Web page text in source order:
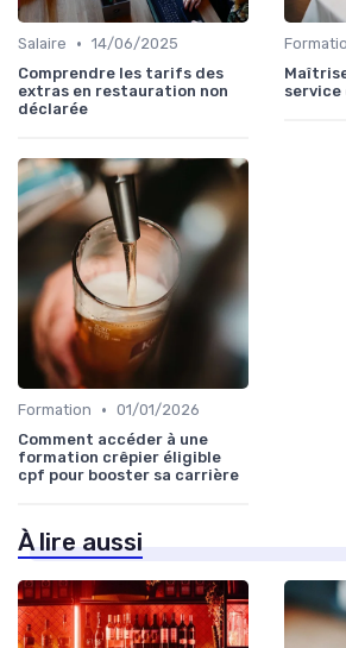
Salaire • 14/06/2025
Comprendre les tarifs des
extras en restauration non
déclarée
Formation • 01/01/2026
Comment accéder à une
formation crêpier éligible
cpf pour booster sa carrière
À lire aussi